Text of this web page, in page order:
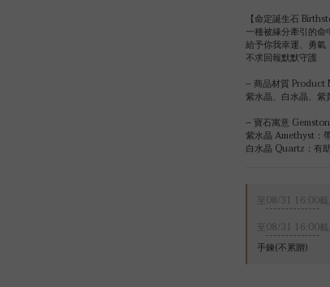
【命定誕生石
一種被緣分牽引的命
給予你我幸運、勇氣
不求回報默默守護
– 商品材質
紫水晶、白水晶、
– 寶石寓意
紫水晶 Amethyst：
白水晶 Quartz：有
至08/31 16:00截止
至08/31 16:00截止
手鍊(不累贈)